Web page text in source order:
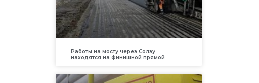
Работы на мосту через Солзу
находятся на финишной прямой